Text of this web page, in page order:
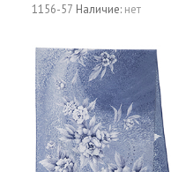
1156-57 Наличие: нет